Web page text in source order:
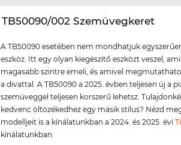
‌TB50090/002 Szemüvegkeret
A TB50090 esetében nem mondhatjuk
eszköz. Itt egy olyan kiegészítő eszközt veszel,
magasabb szintre emeli, és amivel
a divattal. A TB50090 a 2025. évben teljesen új a
szemüveggel teljesen korszerű lehetsz.
kedvenc öltözékedhez egy másik stílus? Nézd
modelljeit is a kínálatunkban a 2024. és 2025. évi
kínálatunkban.